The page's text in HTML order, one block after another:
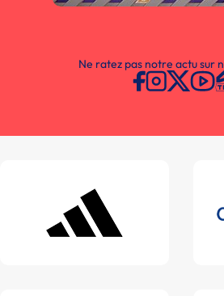
Ne ratez pas notre actu sur